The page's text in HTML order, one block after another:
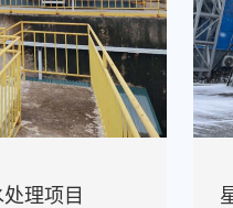
理项目